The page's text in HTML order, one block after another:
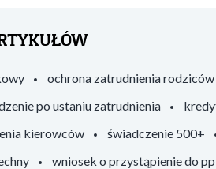
ochrona zatrudnienia rodziców
po ustaniu zatrudnienia
kierowców
świadczenie 500+
wniosek o przystąpienie do